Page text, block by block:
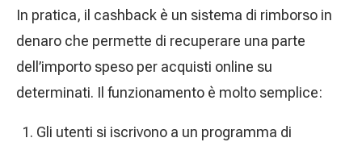
In pratica, il cashback è un sistema di rimborso in
denaro che permette di recuperare una parte
dell’importo speso per acquisti online su
determinati. Il funzionamento è molto semplice:
Gli utenti si iscrivono a un programma di